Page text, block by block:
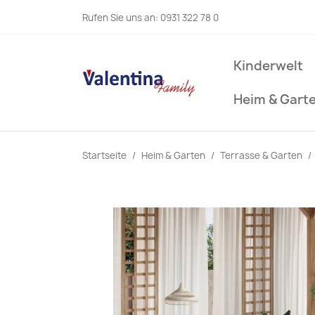
Rufen Sie uns an: 0931 322 78 0
Kinderwelt
Heim &
Startseite Heim & Garten Terrasse & Garten